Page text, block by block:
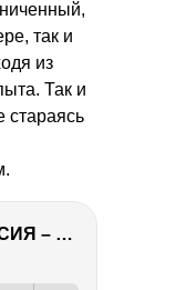
так и
из
Так и
стараясь
КАРАЧАЕВО-ЧЕРКЕСИЯ – ПУТЕШЕСТВИЕ НА КАВКАЗ часть 2